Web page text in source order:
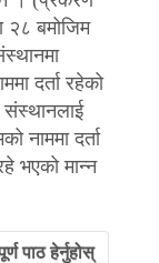
बमोजिम
दर्ता रहेको
संस्थानलाई
नाममा दर्ता
भएको मान्न
पाठ हेर्नुहोस्